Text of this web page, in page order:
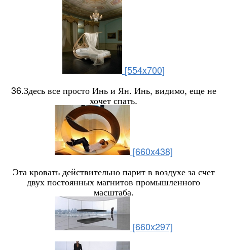
[554x700]
36.Здесь все просто Инь и Ян. Инь, видимо, еще не
хочет спать.
[660x438]
Эта кровать действительно парит в воздухе за счет
двух постоянных магнитов промышленного
масштаба.
[660x297]